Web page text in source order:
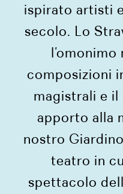
ispirato artisti
secolo. Lo
composizioni
magistrali e
apporto alla
nostro
teatro in
spettacolo